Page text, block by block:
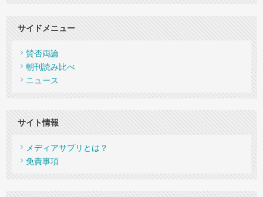
サイドメニュー
賛否両論
朝刊読み比べ
ニュース
サイト情報
メディアサプリとは？
免責事項